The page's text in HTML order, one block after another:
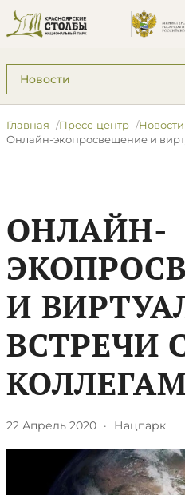
Подразделы: Пресс-центр
Главная Пресс-центр
Новости
Онлайн-экопросвещение и
ОНЛАЙН-
И
ВСТРЕЧИ
22 Апрель 2020 · Нацпарк